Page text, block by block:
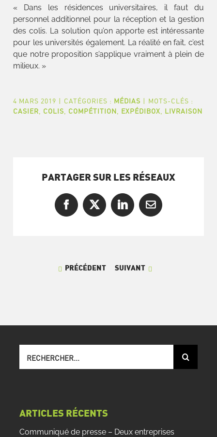
« Dans les résidences universitaires, il faut du
personnel additionnel pour la réception et la gestion
des colis. La solution qu’on apporte est intéressante
pour les universités également. La réalité en fait, c’est
que notre proposition s’applique vraiment à plein de
milieux. »
4 MARS 2019 | CATÉGORIES : MÉDIAS | MOTS-CLÉS :
CASIER
COLIS COMPÉTITION EXPÉDIBOX LIVRAISON
PARTAGER SUR LES RÉSEAUX
Facebook
X LinkedInCourriel
PRÉCÉDENT SUIVANT
sur
ARTICLES RÉCENTS
Communiqué de presse – Deux entreprises